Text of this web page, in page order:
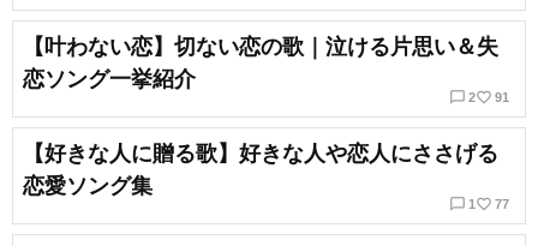
【叶わない恋】切ない恋の歌｜泣ける片思い＆失
恋ソング一挙紹介
chat_bubble_outline 2favorite_border 91
【好きな人に贈る歌】好きな人や恋人にささげる
恋愛ソング集
chat_bubble_outline 1 favorite_border 77